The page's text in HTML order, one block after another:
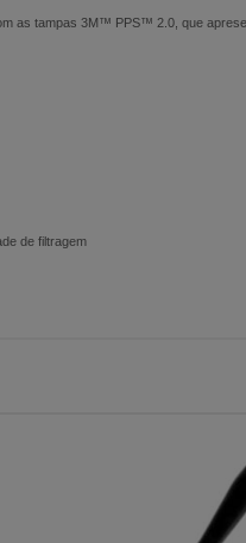
as tampas 3M™ PPS™ 2.0, que
de filtragem